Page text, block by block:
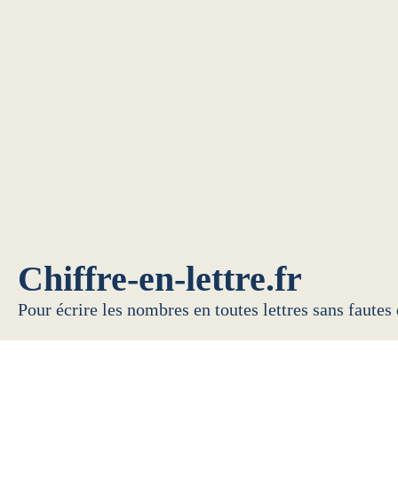
Chiffre-en-lettre.fr
Pour écrire les nombres en toutes lettres sans